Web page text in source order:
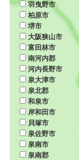
羽曳野市
柏原市
堺市
大阪狭山市
富田林市
南河内郡
河内長野市
泉大津市
泉北郡
和泉市
岸和田市
貝塚市
泉佐野市
泉南市
泉南郡